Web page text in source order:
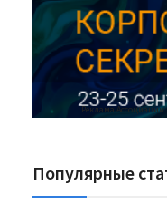
Реклама Ассоциации
Популярные